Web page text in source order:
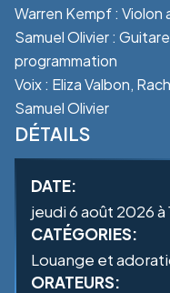
Warren Kempf : Violon
Samuel Olivier :
programmation
Voix : Eliza Valbon,
Samuel Olivier
DÉTAILS
DATE:
jeudi 6 août 2026 à
CATÉGORIES:
Louange et
ORATEURS: